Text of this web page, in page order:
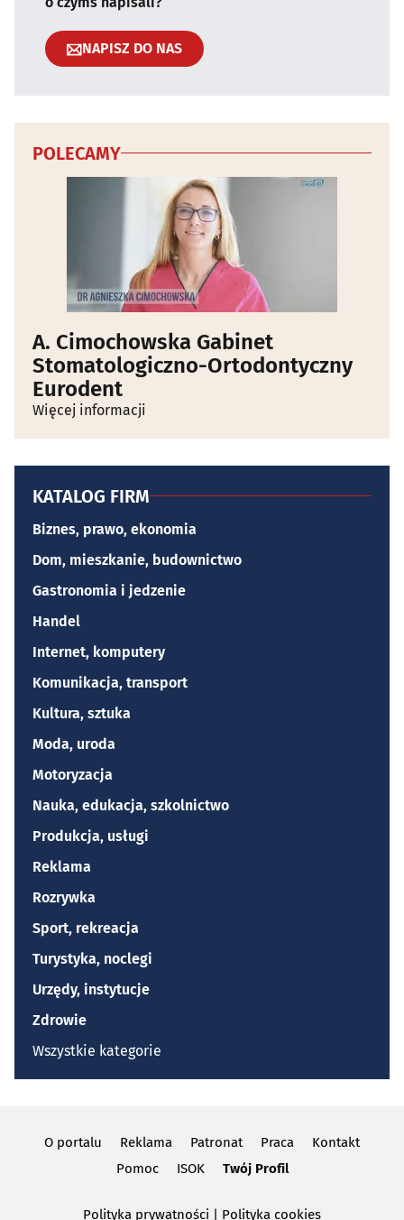
NAPISZ DO NAS
POLECAMY
A. Cimochowska Gabinet
Stomatologiczno-Ortodontyczny
Eurodent
Więcej informacji
KATALOG FIRM
Biznes, prawo, ekonomia
Dom, mieszkanie, budownictwo
Gastronomia i jedzenie
Handel
Internet, komputery
Komunikacja, transport
Kultura, sztuka
Moda, uroda
Motoryzacja
Nauka, edukacja, szkolnictwo
Produkcja, usługi
Reklama
Rozrywka
Sport, rekreacja
Turystyka, noclegi
Urzędy, instytucje
Zdrowie
Wszystkie kategorie
O portalu Reklama Patronat Praca
Kontakt
Pomoc
ISOK Twój Profil
Polityka prywatności | Polityka cookies